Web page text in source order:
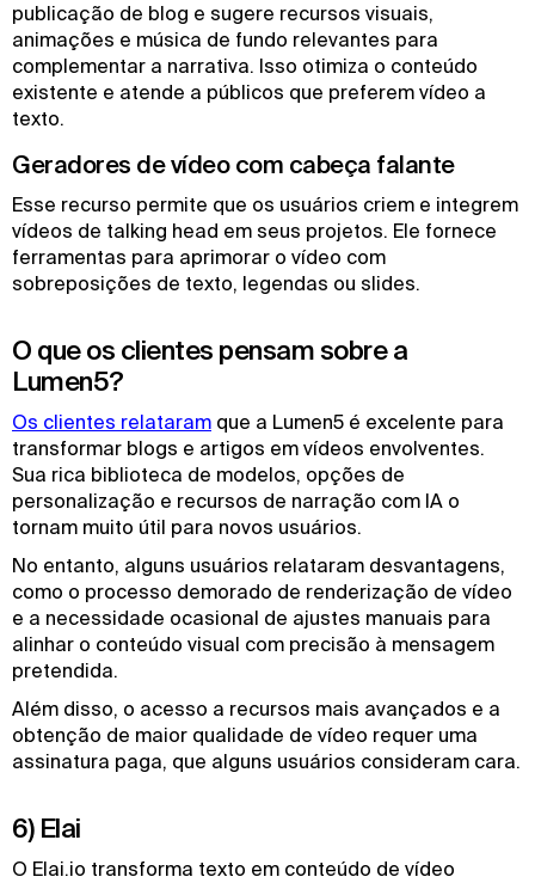
publicação de blog e sugere recursos visuais,
animações e música de fundo relevantes para
complementar a narrativa. Isso otimiza o conteúdo
existente e atende a públicos que preferem vídeo a
texto.
Geradores de vídeo com cabeça falante
Esse recurso permite que os usuários criem e integrem
vídeos de talking head em seus projetos. Ele fornece
ferramentas para aprimorar o vídeo com
sobreposições de texto, legendas ou slides.
O que os clientes pensam sobre a
Lumen5?
Os clientes relataram que a Lumen5 é excelente para
transformar blogs e artigos em vídeos envolventes.
Sua rica biblioteca de modelos, opções de
personalização e recursos de narração com IA o
tornam muito útil para novos usuários.
No entanto, alguns usuários relataram desvantagens,
como o processo demorado de renderização de vídeo
e a necessidade ocasional de ajustes manuais para
alinhar o conteúdo visual com precisão à mensagem
pretendida.
Além disso, o acesso a recursos mais avançados e a
obtenção de maior qualidade de vídeo requer uma
assinatura paga, que alguns usuários consideram cara.
6) Elai
O Elai.io transforma texto em conteúdo de vídeo